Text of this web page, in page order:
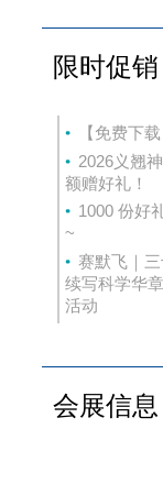
限时促销
【免费下
2026义翘
额赠好礼！
1000 份好
~
赛默飞｜
续写科学华
活动
会展信息